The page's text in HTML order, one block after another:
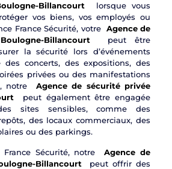
Billancourtlorsque vous
vos biens, vos employés ou
France Sécurité, votre Agence de
Billancourt peut être
la sécurité lors d’événements
des concerts, des expositions, des
privées ou des manifestations
notre Agence de sécurité privée
peut également être engagée
sites sensibles, comme des
des locaux commerciaux, des
ou des parkings.
France Sécurité, notreAgence de
Billancourt peut offrir des